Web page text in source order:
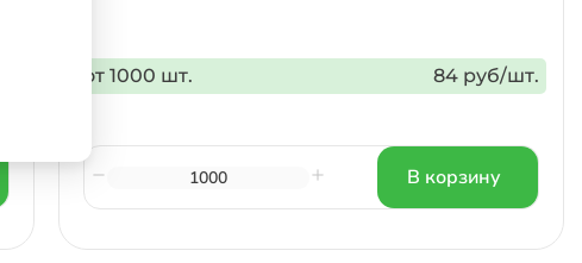
от 1000 шт. 84 руб/шт.
В корзину